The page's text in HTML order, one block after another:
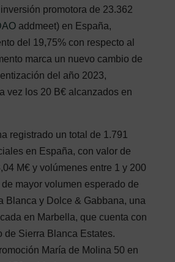
promotora de 23.362
addmeet) en España,
del 19,75% con respecto al
marca un nuevo cambio de
del año 2023,
vez los 20 B€ alcanzados en
registrado un total de 1.791
en España, con valor de
M€ y volúmenes entre 1 y 200
mayor volumen esperado de
Blanca y Dolce & Gabbana, una
en Marbella, que cuenta con
de Sierra Blanca Estates.
María de Molina 50 en